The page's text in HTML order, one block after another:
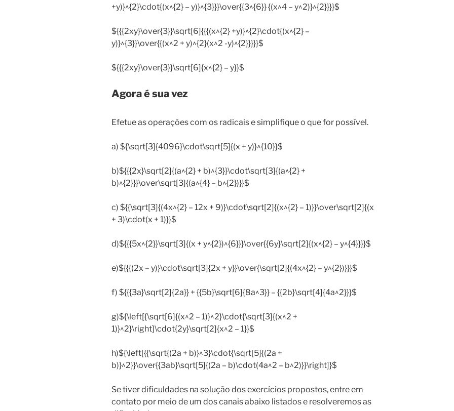
+y)}^{2}\cdot{(x^{2} – y)}^{3}}}\over{{3^{6}} {(x^4 – y^2)}^{2}}}}$
${{{2xy}\over{3}}\sqrt[6]{{{(x^{2} +y)}^{2}\cdot{(x^{2} –
y)}^{3}}\over{{(x^2 + y)^{2}(x^2 -y)^{2}}}}}$
${{{2xy}\over{3}}\sqrt[6]{x^{2} – y}}$
Agora é sua vez
Efetue as operações com os radicais e simplifique o que for possível.
a) ${\sqrt[3]{4096}\cdot\sqrt[5]{(x + y)}^{10}}$
b)${{{2x}\sqrt[2]{(a^{2} + b)^{3}}\cdot\sqrt[3]{(a^{2} +
b)^{2}}}\over\sqrt[3]{(a^{4} – b^{2})}}$
c) ${{\sqrt[3]{(4x^{2} – 12x + 9)}\cdot\sqrt[2]{(x^{2} – 1)}}\over\sqrt[2]{(x
+ 3)\cdot(x + 1)}}$
d)${{{5x^{2}}\sqrt[3]{(x + y^{2})^{6}}}\over{{6y}\sqrt[2]{(x^{2} – y^{4}}}}$
e)${{{(2x – y)}\cdot\sqrt[3]{2x + y}}\over{\sqrt[2]{(4x^{2} – y^{2})}}}$
f) ${{{3a}\sqrt[2]{2a}} + {{5b}\sqrt[6]{8a^3}} – {{2b}\sqrt[4]{4a^2}}}$
g)${\left[{\sqrt[6]{(x^2 – 1)}^2}\cdot{\sqrt[3]{(x^2 +
1)}^2}\right]\cdot{2y}\sqrt[2]{x^2 – 1}}$
h)${\left[{{\sqrt{(2a + b)}^3}\cdot{\sqrt[5]{(2a +
b)}^2}}\over{{3ab}\sqrt[5]{(2a – b)\cdot(4a^2 – b^2)}}\right]}$
Se tiver dificuldades na solução dos exercícios propostos, entre em
contato por meio de um dos canais abaixo listados e resolveremos as